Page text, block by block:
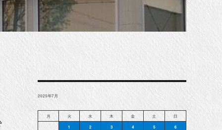
2025年7月
月 火 水 木 金 土
日
1
2 3 4 5
6